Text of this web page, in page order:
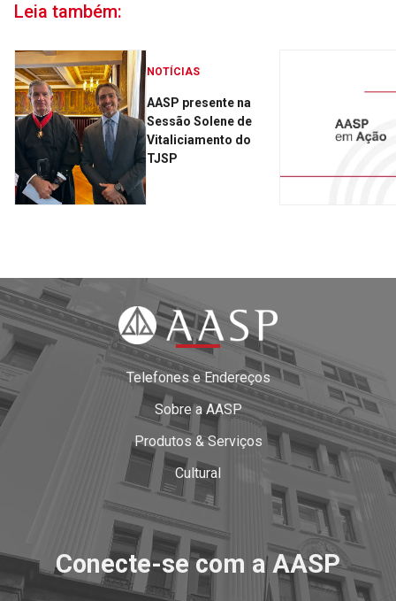
Leia também:
NOTÍCIAS
AASP presente na
Sessão Solene de
Vitaliciamento do
TJSP
Telefones e Endereços
Sobre a AASP
Produtos & Serviços
Cultural
Conecte-se com a AASP